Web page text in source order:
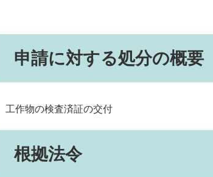
申請に対する処分の概要
工作物の検査済証の交付
根拠法令